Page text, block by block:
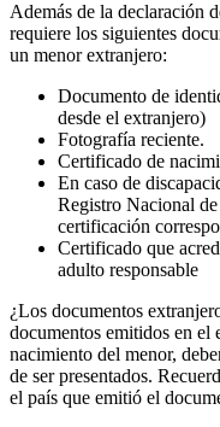
Además de la declaración
requiere los siguientes
un menor extranjero:
Documento de
desde el extranjero)
Fotografía reciente.
Certificado de
En caso de
Registro Nacional
certificación
Certificado que
adulto responsable
¿Los documentos
documentos emitidos en
nacimiento del menor,
de ser presentados.
el país que emitió el